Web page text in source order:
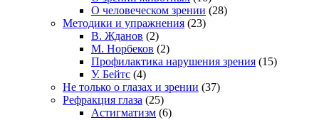
О человеческом зрении (28)
Методики и упражнения (23)
В. Жданов (2)
М. Норбеков (2)
Профилактика нарушения зрения (15)
У. Бейтс (4)
Не только о глазах и зрении (37)
Рефракция глаза (25)
Астигматизм (6)